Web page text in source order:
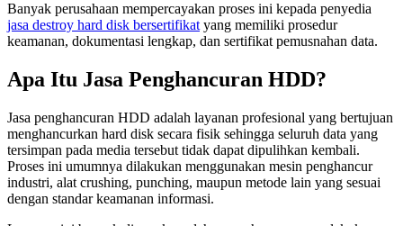
Banyak perusahaan mempercayakan proses ini kepada penyedia
jasa destroy hard disk bersertifikat yang memiliki prosedur
keamanan, dokumentasi lengkap, dan sertifikat pemusnahan data.
Apa Itu Jasa Penghancuran HDD?
Jasa penghancuran HDD adalah layanan profesional yang bertujuan
menghancurkan hard disk secara fisik sehingga seluruh data yang
tersimpan pada media tersebut tidak dapat dipulihkan kembali.
Proses ini umumnya dilakukan menggunakan mesin penghancur
industri, alat crushing, punching, maupun metode lain yang sesuai
dengan standar keamanan informasi.